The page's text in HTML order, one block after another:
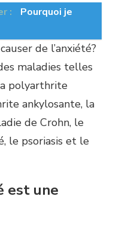
:
Pourquoi je
de l’anxiété?
maladies telles
polyarthrite
ankylosante, la
de Crohn, le
le psoriasis et le
est une